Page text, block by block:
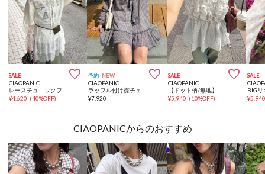
SALE 
CIAOPANIC
¥4,620 (40%OFF)
予約 NEW 
CIAOPANIC
¥7,920
SALE 
CIAOPANIC
¥5,940 (10%OFF)
SALE
¥
CIAOPANICからのおすすめ